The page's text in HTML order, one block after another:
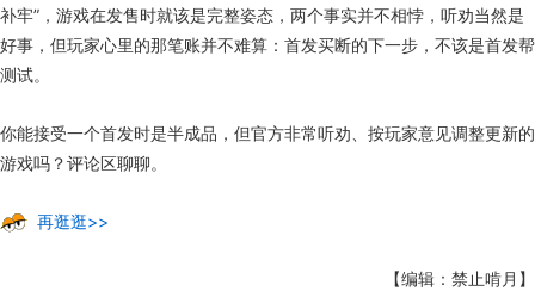
补牢”，游戏在发售时就该是完整姿态 ， 两个事实并不相悖 ， 听劝当然是
好事，但玩家心里的那笔账并不难算 ： 首发买断的下一步，不该是首发帮
测试。
你能接受一个首发时是半成品，但官方非常听劝、按玩家意见调整更新的
游戏吗 ？评论区聊聊。
再逛逛>>
【编辑：禁止啃月】